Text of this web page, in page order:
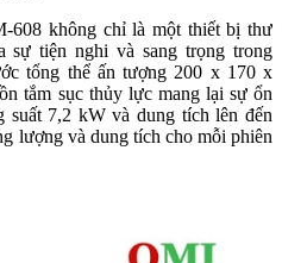
608 không chỉ là một thiết bị thư
sự tiện nghi và sang trọng trong
tổng thể ấn tượng 200 x 170 x
tắm sục thủy lực mang lại sự ổn
suất 7,2 kW và dung tích lên đến
lượng và dung tích cho mỗi phiên